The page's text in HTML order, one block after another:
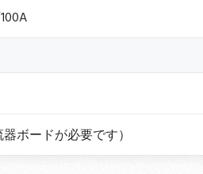
ボードが必要です）